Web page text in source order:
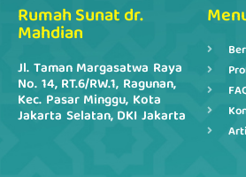
Rumah Sunat dr.
Mahdian
Jl. Taman Margasatwa Raya
No. 14, RT.6/RW.1, Ragunan,
Kec. Pasar Minggu, Kota
Jakarta Selatan, DKI Jakarta